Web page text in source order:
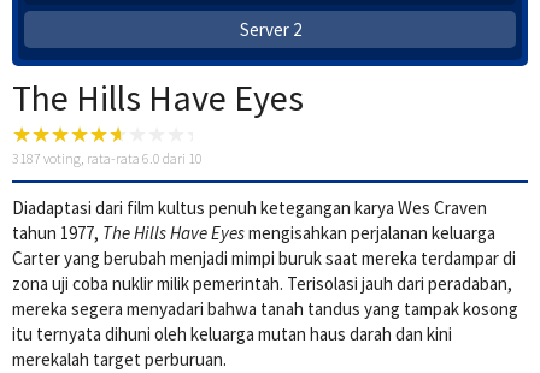
Server 2
The Hills Have Eyes
3187 voting, rata-rata 6.0 dari 10
Diadaptasi dari film kultus penuh ketegangan karya Wes Craven
tahun 1977, The Hills Have Eyesmengisahkan perjalanan keluarga
Carter yang berubah menjadi mimpi buruk saat mereka terdampar di
zona uji coba nuklir milik pemerintah. Terisolasi jauh dari peradaban,
mereka segera menyadari bahwa tanah tandus yang tampak kosong
itu ternyata dihuni oleh keluarga mutan haus darah dan kini
merekalah target perburuan.